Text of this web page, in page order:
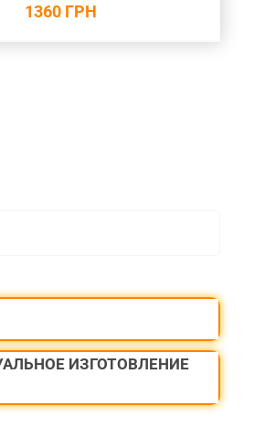
1360 ГРН
ИЗГОТОВЛЕНИЕ